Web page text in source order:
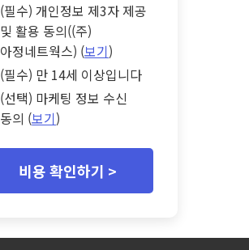
(필수) 개인정보 제3자 제공
및 활용 동의((주)
아정네트웍스) (보기)
(필수) 만 14세 이상입니다
(선택) 마케팅 정보 수신
동의 (보기)
비용 확인하기 >